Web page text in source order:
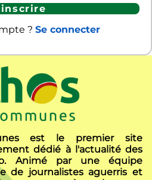
?Se connecter
est le premier site
dédié à l'actualité des
Animé par une équipe
de journalistes aguerris et